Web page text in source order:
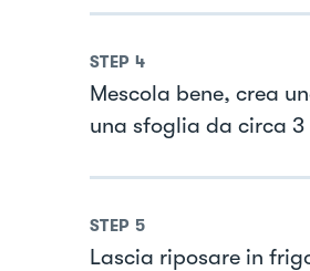
STEP 4
Mescola bene, crea
una sfoglia da circa 3
STEP 5
Lascia riposare in